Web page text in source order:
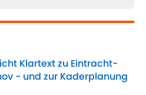
Klartext zu Eintracht-
- und zur Kaderplanung
on Invalid Date